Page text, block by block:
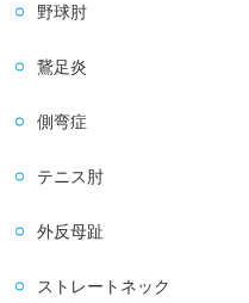
野球肘
鵞足炎
側弯症
テニス肘
外反母趾
ストレートネック